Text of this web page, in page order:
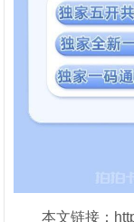
本文链接：